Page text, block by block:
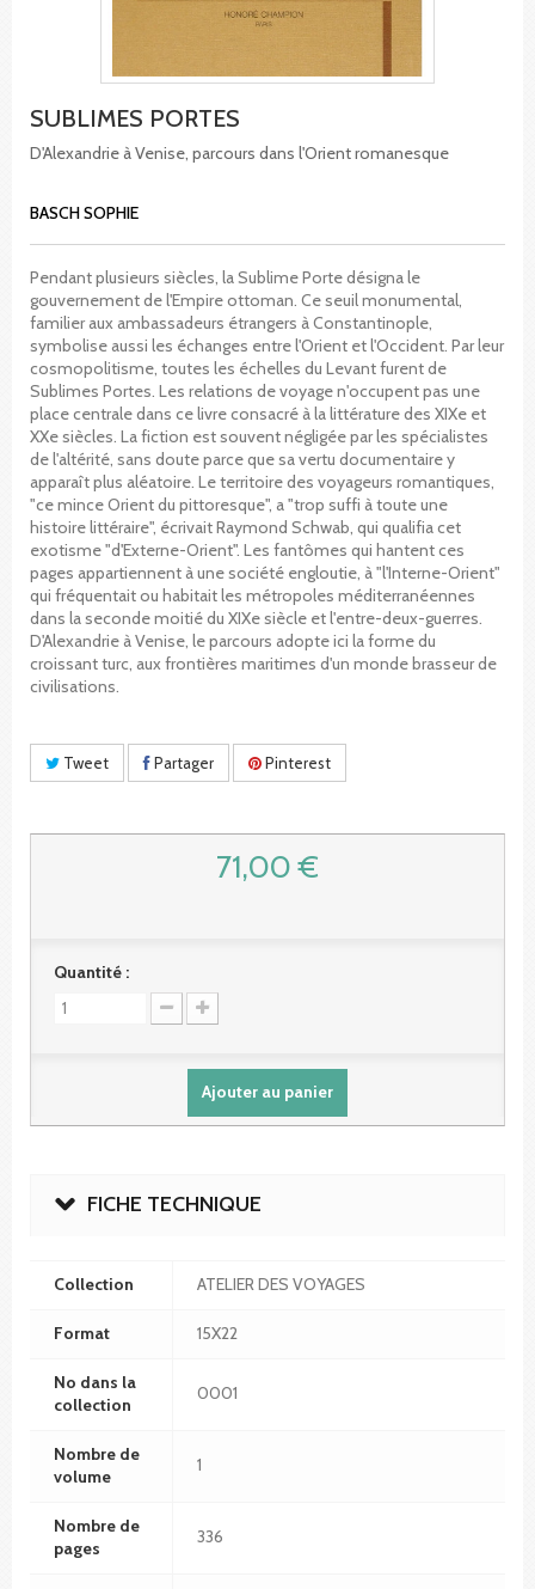
SUBLIMES PORTES
D'Alexandrie à Venise, parcours dans l'Orient romanesque
BASCH SOPHIE
Pendant plusieurs siècles, la Sublime Porte désigna le
gouvernement de l'Empire ottoman. Ce seuil monumental,
familier aux ambassadeurs étrangers à Constantinople,
symbolise aussi les échanges entre l'Orient et l'Occident. Par leur
cosmopolitisme, toutes les échelles du Levant furent de
Sublimes Portes. Les relations de voyage n'occupent pas une
place centrale dans ce livre consacré à la littérature des XIXe et
XXe siècles. La fiction est souvent négligée par les spécialistes
de l'altérité, sans doute parce que sa vertu documentaire y
apparaît plus aléatoire. Le territoire des voyageurs romantiques,
"ce mince Orient du pittoresque", a "trop suffi à toute une
histoire littéraire", écrivait Raymond Schwab, qui qualifia cet
exotisme "d'Externe-Orient". Les fantômes qui hantent ces
pages appartiennent à une société engloutie, à "l'Interne-Orient"
qui fréquentait ou habitait les métropoles méditerranéennes
dans la seconde moitié du XIXe siècle et l'entre-deux-guerres.
D'Alexandrie à Venise, le parcours adopte ici la forme du
croissant turc, aux frontières maritimes d'un monde brasseur de
civilisations.
Tweet Partager Pinterest
71,00 €
Quantité :
Ajouter au panier
FICHE TECHNIQUE
Collection ATELIER DES VOYAGES
Format 15X22
No dans la
collection
0001
Nombre de
volume
1
Nombre de
pages
336